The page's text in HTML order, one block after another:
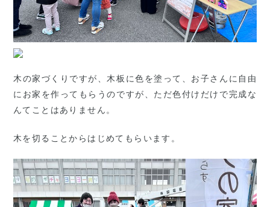
木の家づくりですが、木板に色を塗って、お子さんに自由
にお家を作ってもらうのですが、ただ色付けだけで完成な
んてことはありません。
木を切ることからはじめてもらいます。